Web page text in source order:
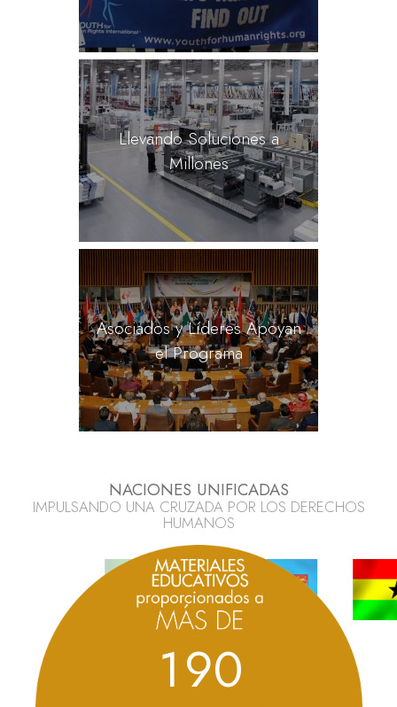
Llevando Soluciones a
Millones
Asociados y Líderes Apoyan
el Programa
NACIONES UNIFICADAS
IMPULSANDO UNA CRUZADA POR LOS DERECHOS
HUMANOS
190